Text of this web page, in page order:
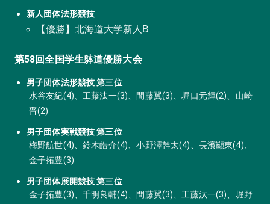
新人団体法形競技
【優勝】北海道大学新人B
第58回全国学生躰道優勝大会
男子団体法形競技 第三位
水谷友紀(4)、工藤汰一(3)、間藤翼(3)、堀口元輝(2)、山崎
晋(2)
男子団体実戦競技 第三位
梅野航世(4)、鈴木皓介(4)、小野澤幹太(4)、長濱顯東(4)、
金子拓豊(3)
男子団体展開競技 第三位
金子拓豊(3)、千明良輔(4)、間藤翼(3)、工藤汰一(3)、堀野